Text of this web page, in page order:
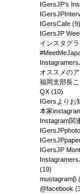
IGersJP's
IGersCafe(9)
IGersJP
インスタグ
オススメの
福岡支部長
QX(10)
IGersよりお
本家
Instagram関
IGersJP
(19)
mustagramβ
@facebook